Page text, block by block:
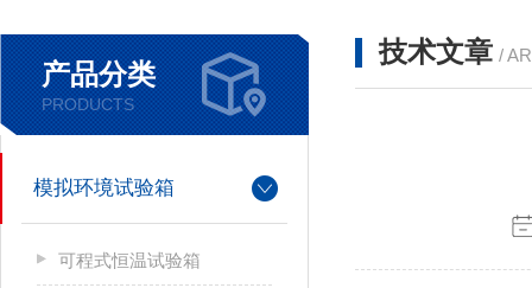
产品分类
PRODUCTS
模拟环境试验箱
可程式恒温试验箱
技术文章 /